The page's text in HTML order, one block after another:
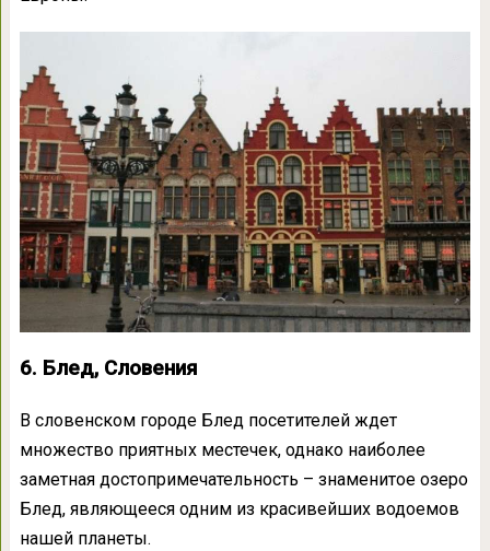
6. Блед, Словения
В словенском городе Блед посетителей ждет
множество приятных местечек, однако наиболее
заметная достопримечательность – знаменитое озеро
Блед, являющееся одним из красивейших водоемов
нашей планеты.